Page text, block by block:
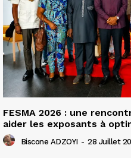
FESMA 2026 : une
aider les exposants à
Biscone ADZOYI - 28 Juillet